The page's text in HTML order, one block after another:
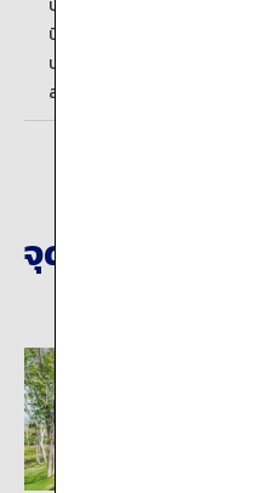
ประมาณ 1 ชั่วโมง 20 นาที โด
บินนิวชิโตเสะไปยังสถานีโอตารุ
ประมาณ 2 ชั่วโมง โดยรถไฟห
สถานีนิเซโกะ
จุดหมายปลายท